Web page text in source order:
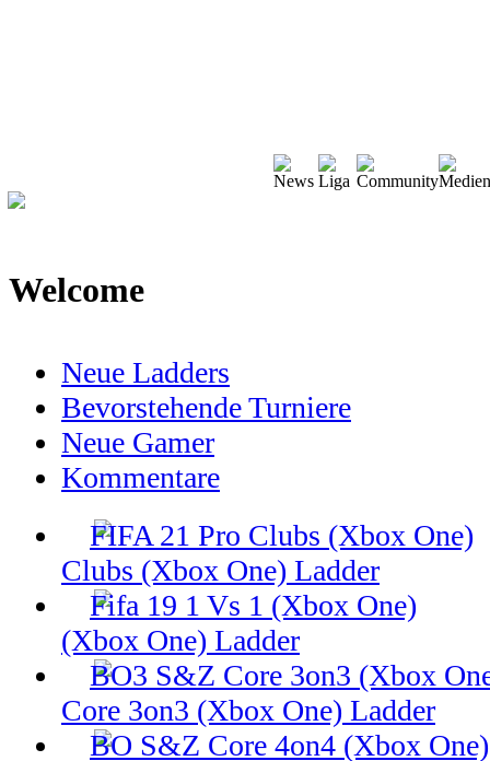
Welcome
Neue Ladders
Bevorstehende Turniere
Neue Gamer
Kommentare
Clubs (Xbox One) Ladder
(Xbox One) Ladder
Core 3on3 (Xbox One) Ladder